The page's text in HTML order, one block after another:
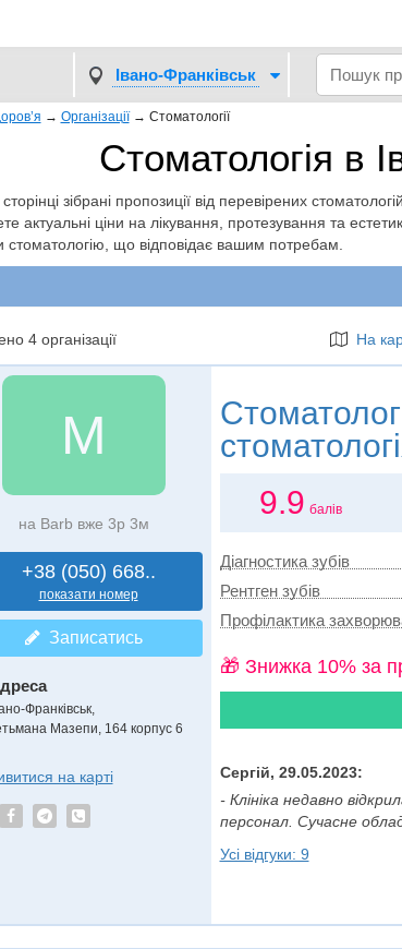
Івано-Франківськ
→ Організації → Стоматології
Стоматологія в
зібрані пропозиції від перевірених
актуальні ціни на лікування, протезування та
стоматологію, що відповідає вашим потребам.
4 організації На
М
на Barb вже 3р 3м
+38 (050) 668..
показати номер
Записатись
Франківськ,
Мазепи, 164 корпус 6
на карті
9.9 балів
Діагностика зубів
Рентген зубів
Профілактика
🎁 Знижка 10% за
Сергій, 29.05.2023:
- Клініка недавно
персонал. Сучасне
Усі відгуки: 9